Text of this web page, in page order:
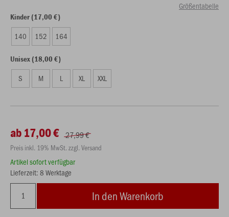
Größentabelle
Kinder (17,00 €)
140 152 164
Unisex (18,00 €)
S M L XL XXL
ab 17,00 € 27,99 €
Preis inkl. 19% MwSt. zzgl. Versand
Artikel sofort verfügbar
Lieferzeit: 8 Werktage
In den Warenkorb